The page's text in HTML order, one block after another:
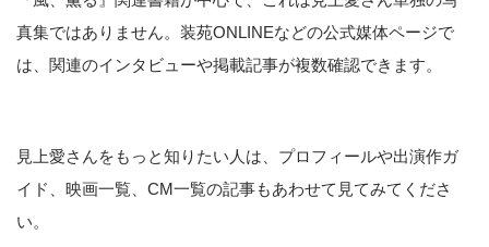
真集ではありません。装苑ONLINEなどの公式媒体ページで
は、関連のインタビューや掲載記事が複数確認できます。
見上愛さんをもっと知りたい人は、プロフィールや出演作ガ
イド、映画一覧、CM一覧の記事もあわせて見てみてくださ
い。